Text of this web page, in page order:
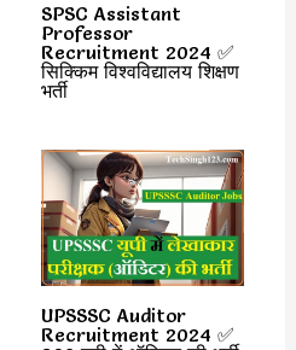
SPSC Assistant
Professor
Recruitment 2024 ✅
सिक्किम विश्वविद्यालय शिक्षण
भर्ती
UPSSSC Auditor
Recruitment 2024 ✅